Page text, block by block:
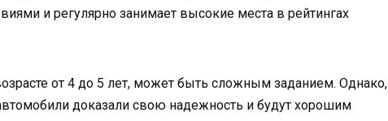
и регулярно занимает высокие места в рейтингах
от 4 до 5 лет, может быть сложным заданием. Однако,
доказали свою надежность и будут хорошим